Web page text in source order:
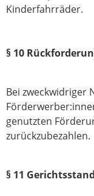
Kinderfahrräder.
§ 10
Bei zweckwidriger
genutzten
zurückzubezahlen.
§ 11 Gerichtsstand